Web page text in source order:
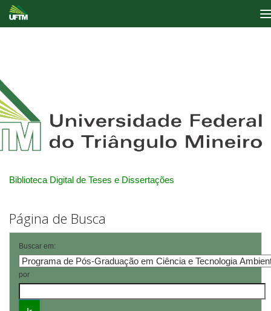
Biblioteca Digital de Teses e Dissertações
Página de Busca
Buscar em:
por